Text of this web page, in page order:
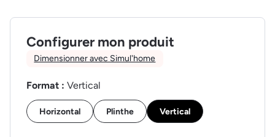
Configurer mon produit
Dimensionner avec Simul'home
Format : Vertical
Horizontal Plinthe Vertical